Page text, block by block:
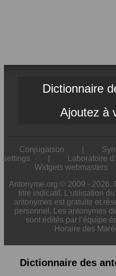
Dictionnaire
Ajoutez à
Conjugaison
settings
Laboratoire
Widgets webmasters
Antonyme.org © 2009 - 2026.
titre indicatif. L'utilisation
antonymes est gratuite et
personnel. Les antonymes
sont édités par l’équipe
Horaire des
Dictionnaire des